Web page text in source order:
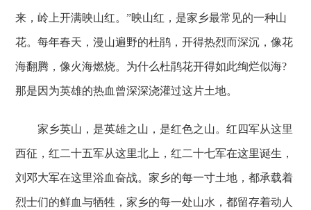
来，岭上开满映山红。”映山红，是家乡最常见的一种山
花。每年春天，漫山遍野的杜鹃，开得热烈而深沉，像花
海翻腾，像火海燃烧。为什么杜鹃花开得如此绚烂似海?
那是因为英雄的热血曾深深浇灌过这片土地。
家乡英山，是英雄之山，是红色之山。红四军从这里
西征，红二十五军从这里北上，红二十七军在这里诞生，
刘邓大军在这里浴血奋战。家乡的每一寸土地，都承载着
烈士们的鲜血与牺牲，家乡的每一处山水，都留存着动人